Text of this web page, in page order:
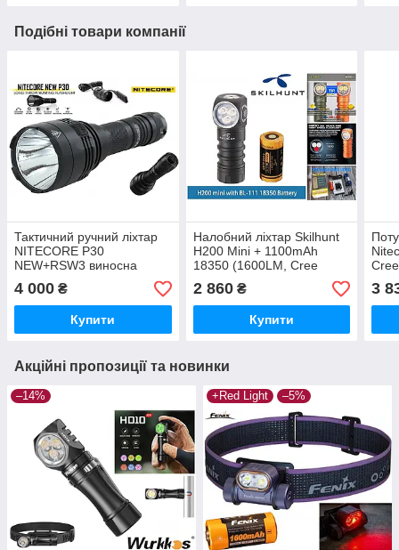
Подібні товари компанії
Тактичний ручний ліхтар
NITECORE P30
NEW+RSW3 виносна
кнопка (1000LM, Cree XP-
L HI V3, IPX8), Без батареї
4 000 ₴
Купити
Налобний ліхтар Skilhunt
H200 Mini + 1100mAh
18350 (1600LM, Cree
6500k LED + Сree XP-E2
RED, IPX8, TIR, Магніт)
2 860₴
Купити
3
Акційні пропозиції та новинки
–14% +Red Light –5%